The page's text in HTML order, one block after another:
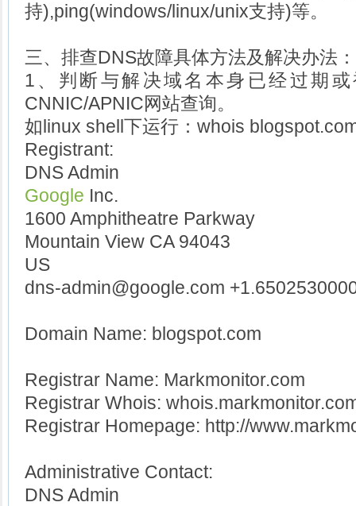
持),ping(windows/linux/unix支持)等。
三、排查DNS故障具体方法及解决办法：
1、判断与解决域名本身已经过期
CNNIC/APNIC网站查询。
如linux shell下运行：whois
Registrant:
DNS Admin
Google Inc.
1600 Amphitheatre Parkway
Mountain View CA 94043
US
dns-admin@google.com
Domain Name: blogspot.com
Registrar Name: Markmonitor.com
Registrar Whois:
Registrar Homepage: http://
Administrative Contact:
DNS Admin